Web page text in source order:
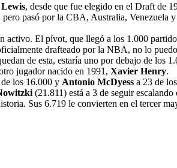
, desde que fue elegido en el Draft de
pero pasó por la CBA, Australia,
activo. El pívot, que llegó a los 1.000
drafteado por la NBA, no lo
de esta, estaría uno por debajo de los
jugador nacido en 1991, Xavier Henry.
los 16.000 y Antonio McDyess a 23 de
(21.811) está a 3 de seguir
Sus 6.719 le convierten en el tercer